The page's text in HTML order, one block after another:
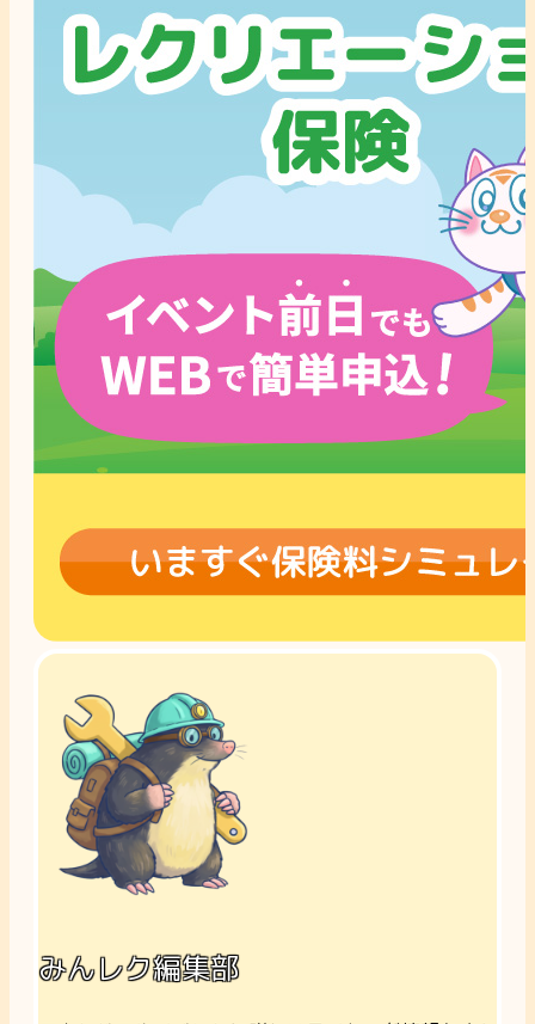
みんレク編集部